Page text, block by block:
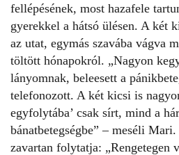
fellépésének, most hazafele
gyerekkel a hátsó ülésen. A két
az utat, egymás szavába vágva
töltött hónapokról. „Nagyon
lányomnak, beleesett a
telefonozott. A két kicsi is
egyfolytába’ csak sírt, mind a
bánatbetegségbe” – meséli Mari.
zavartan folytatja: „Rengetegen